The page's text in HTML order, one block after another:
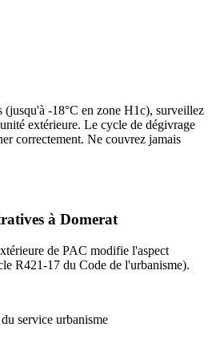
(jusqu'à -18°C en zone H1c), surveillez
extérieure. Le cycle de dégivrage
correctement. Ne couvrez jamais
à Domerat
de PAC modifie l'aspect
R421-17 du Code de l'urbanisme).
service urbanisme